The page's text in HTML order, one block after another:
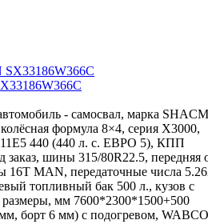
- самосвал, марка
формула 8×4, серия X3000,
440 (440 л. с. ЕВРО 5), КПП
заказ, шины 315/80R22.5, передняя
16T MAN, передаточные числа
топливный бак 500 л., кузов с
мм 7600*2300*1500+500
борт 6 мм) с подогревом,